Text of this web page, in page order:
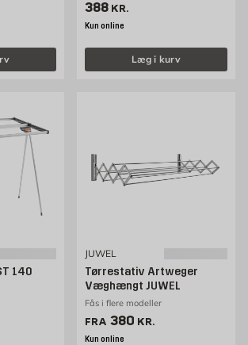
Pris 388 kr. /stk
388 KR.
Kun online
Læg i kurv
140
JUWEL
Tørrestativ Artweger
Væghængt JUWEL
Fås i flere modeller
FRA Pris 380 kr. /stk
380 KR.
Kun online